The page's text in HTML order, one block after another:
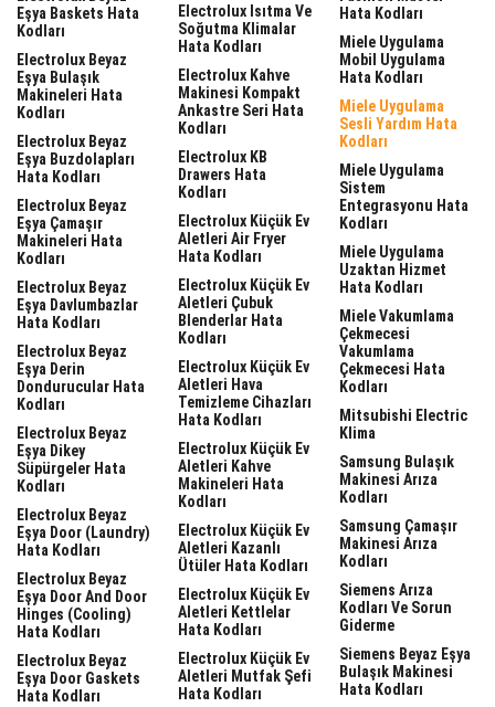
Eşya Baskets Hata
Kodları
Electrolux Beyaz
Eşya Bulaşık
Makineleri Hata
Kodları
Electrolux Beyaz
Eşya Buzdolapları
Hata Kodları
Electrolux Beyaz
Eşya Çamaşır
Makineleri Hata
Kodları
Electrolux Beyaz
Eşya Davlumbazlar
Hata Kodları
Electrolux Beyaz
Eşya Derin
Dondurucular Hata
Kodları
Electrolux Beyaz
Eşya Dikey
Süpürgeler Hata
Kodları
Electrolux Beyaz
Eşya Door (laundry)
Hata Kodları
Electrolux Beyaz
Eşya Door And Door
Hinges (cooling)
Hata Kodları
Electrolux Beyaz
Eşya Door Gaskets
Hata Kodları
Electrolux Isıtma Ve
Soğutma Klimalar
Hata Kodları
Electrolux Kahve
Makinesi Kompakt
Ankastre Seri Hata
Kodları
Electrolux KB
Drawers Hata
Kodları
Electrolux Küçük Ev
Aletleri Air Fryer
Hata Kodları
Electrolux Küçük Ev
Aletleri Çubuk
Blenderlar Hata
Kodları
Electrolux Küçük Ev
Aletleri Hava
Temizleme Cihazları
Hata Kodları
Electrolux Küçük Ev
Aletleri Kahve
Makineleri Hata
Kodları
Electrolux Küçük Ev
Aletleri Kazanlı
Ütüler Hata Kodları
Electrolux Küçük Ev
Aletleri Kettlelar
Hata Kodları
Electrolux Küçük Ev
Aletleri Mutfak Şefi
Hata Kodları
Hata Kodları
Miele Uygulama
Mobil Uygulama
Hata Kodları
Miele Uygulama
Sesli Yardım Hata
Kodları
Miele Uygulama
Sistem
Entegrasyonu Hata
Kodları
Miele Uygulama
Uzaktan Hizmet
Hata Kodları
Miele Vakumlama
Çekmecesi
Vakumlama
Çekmecesi Hata
Kodları
Mitsubishi Electric
Klima
Samsung Bulaşık
Makinesi Arıza
Kodları
Samsung Çamaşır
Makinesi Arıza
Kodları
Siemens Arıza
Kodları Ve Sorun
Giderme
Siemens Beyaz Eşya
Bulaşık Makinesi
Hata Kodları